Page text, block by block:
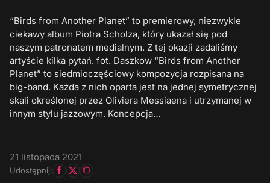
“Birds from Another Planet” to premierowy, niezwykle
ciekawy album Piotra Scholza, który ukazał się pod
naszym patronatem medialnym. Z tej okazji zadaliśmy
artyście kilka pytań. fot. Daszkow “Birds from Another
Planet” to siedmioczęściowy kompozycja rozpisana na
big-band. Każda z nich oparta jest na jednej symetrycznej
skali określonej przez Oliviera Messiaena i utrzymanej w
innym stylu jazzowym. Koncepcja…
21 listopada 2021
Udostępnij: